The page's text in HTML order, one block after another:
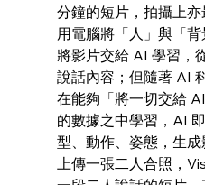
分鐘的短片，拍攝上
用電腦將「人」與「
將影片交給 AI 學習，
說話內容；但隨著 AI
在能夠「將一切交給
的數據之中學習，AI
型、動作、姿態，生
上傳一張二人合照，